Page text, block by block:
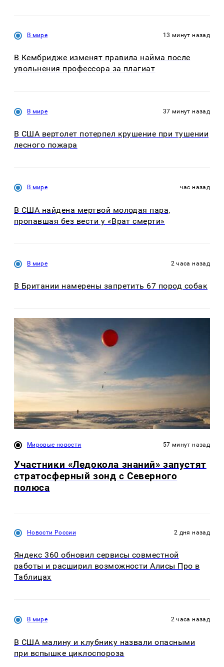
В мире 13 минут назад
В Кембридже изменят правила найма после
увольнения профессора за плагиат
В мире 37 минут назад
В США вертолет потерпел крушение при тушении
лесного пожара
В мире час назад
В США найдена мертвой молодая пара,
пропавшая без вести у «Врат смерти»
В мире 2 часа назад
В Британии намерены запретить 67 пород собак
Мировые новости 57 минут назад
Участники «Ледокола знаний» запустят
стратосферный зонд с Северного
полюса
Новости России 2 дня назад
Яндекс 360 обновил сервисы совместной
работы и расширил возможности Алисы Про в
Таблицах
В мире 2 часа назад
В США малину и клубнику назвали опасными
при вспышке циклоспороза